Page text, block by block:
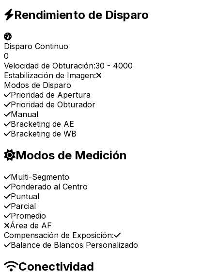
Rendimiento de Disparo
Disparo Continuo
0
Velocidad de Obturación:30 - 4000
Estabilización de Imagen:
Modos de Disparo
Prioridad de Apertura
Prioridad de Obturador
Manual
Bracketing de AE
Bracketing de WB
Modos de Medición
Multi-Segmento
Ponderado al Centro
Puntual
Parcial
Promedio
Área de AF
Compensación de Exposición:
Balance de Blancos Personalizado
Conectividad